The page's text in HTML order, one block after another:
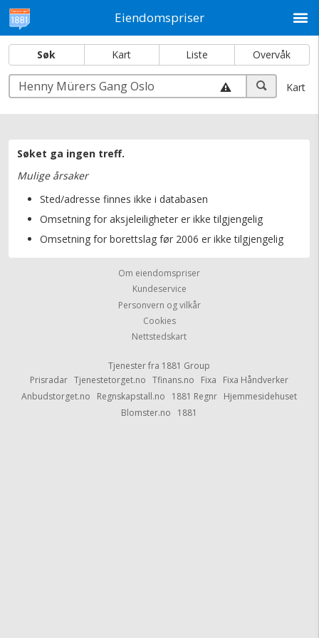
Eiendomspriser
Søk Kart Liste
Overvåk
Søk
Kart
endringer i offentlige registre.
Hva er salgspris og verdiestimat?
Kundeservice
Personvern og vilkår
Cookies
Nettstedskart
Tjenester fra1881 Group
Tjenestetorget.no Tfinans.no
Regnskapstall.no 1881 Regnr
Blomster.no
Søket ga ingen treff.
Mulige årsaker
Sted/adresse finnes ikke i databasen
Omsetning for aksjeleiligheter er ikke tilgjengelig
Omsetning for borettslag før 2006 er ikke tilgjengelig
Om eiendomspriser
Kundeservice
Personvern og vilkår
Cookies
Nettstedskart
Tjenester fra 1881 Group
Prisradar Tjenestetorget.no Tfinans.no Fixa
Fixa Håndverker
Anbudstorget.no
Regnskapstall.no 1881 Regnr Hjemmesidehuset
Blomster.no
1881